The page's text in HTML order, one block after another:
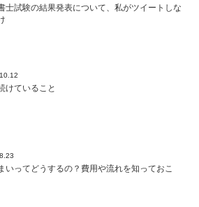
士試験の結果発表について、私がツイートしな
けていること
いってどうするの？費用や流れを知っておこ